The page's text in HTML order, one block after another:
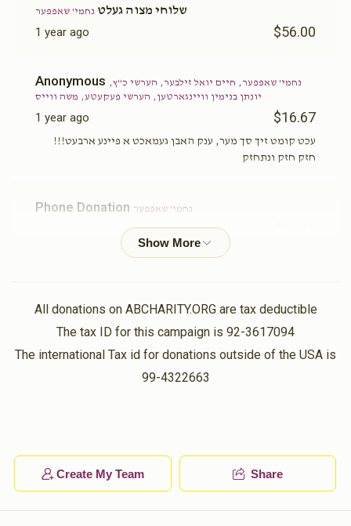
שלוחי מצוה געלט נחמי' שאפפער
1 year ago $56.00
Anonymous נחמי' שאפפער, חיים יואל זילבער, הערשי כ''ץ,
יונתן בנימין וויינגארטען, הערשי פעקעטע, משה ווייס
1 year ago $16.67
עכט קומט זיך סך מער, ענק האבן געמאכט א פיינע ארבעט!!!
חזק חזק ונתחזק
Phone Donation נחמי' שאפפער
1 year ago $10.00
יא די האסט די כוחות!! גיי אן ווייטער מיט א שטארקייט!!! אן
שטעטל...
פרנס החודש
לכבוד בני החשוב החתן נחמי'
All donations on ABCHARITY.ORG are tax deductible
The tax ID for this campaign is 92-3617094
The international Tax id for donations outside of the USA is
99-4322663
Create My Team Share